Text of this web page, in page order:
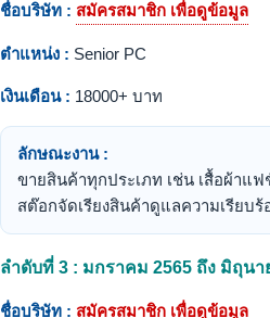
ชื่อบริษัท : สมัครสมาชิก เพื่อดูข้อมูล
ตำแหน่ง : Senior PC
เงินเดือน : 18000+ บาท
ลักษณะงาน :
ขายสินค้าทุกประเภท เช่น เสื้อผ้าแฟ
สต๊อกจัดเรียงสินค้าดูแลความเรียบ
ลำดับที่ 3 : มกราคม 2565 ถึง มิถุนา
ชื่อบริษัท : สมัครสมาชิก เพื่อดูข้อมูล